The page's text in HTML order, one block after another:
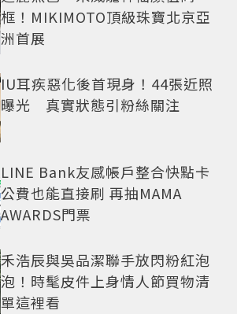
框！MIKIMOTO頂級珠寶北京亞
洲首展
IU耳疾惡化後首現身！44張近照
曝光 真實狀態引粉絲關注
LINE Bank友感帳戶整合快點卡
公費也能直接刷 再抽MAMA
AWARDS門票
禾浩辰與吳品潔聯手放閃粉紅泡
泡！時髦皮件上身情人節買物清
單這裡看